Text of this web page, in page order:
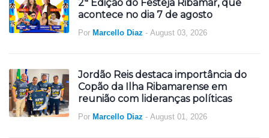
2ª Edição do Festeja Ribamar, que
acontece no dia 7 de agosto
Por Marcello Diaz - August 03, 2026
Jordão Reis destaca importância do
Copão da Ilha Ribamarense em
reunião com lideranças políticas
Por Marcello Diaz - August 01, 2026